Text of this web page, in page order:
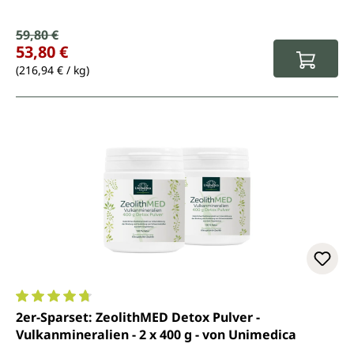
Verkaufspreis:
Regulärer Preis:
59,80 €
53,80 €
(216,94 € / kg)
Durchschnittliche Bewertung von 4.7 von 5 Sternen
2er-Sparset: ZeolithMED Detox Pulver -
Vulkanmineralien - 2 x 400 g - von Unimedica